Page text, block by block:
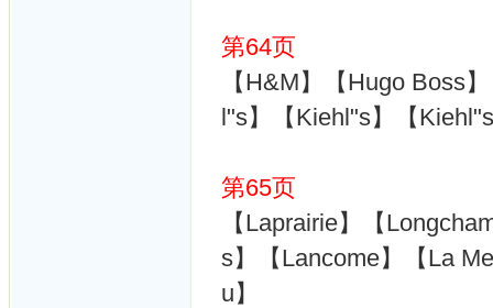
第64页
【H&M】【Hugo Boss
l"s】【Kiehl"s】【
第65页
【Laprairie】【
s】【Lancome】【La
u】